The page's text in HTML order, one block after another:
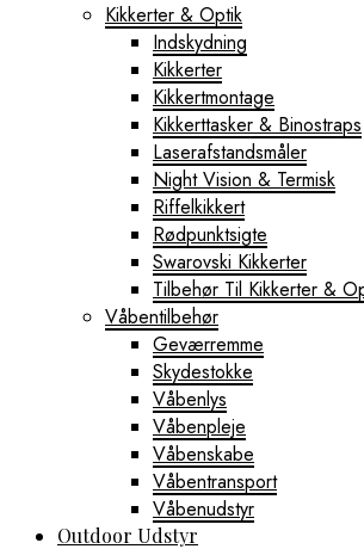
Kikkerter & Optik
Indskydning
Kikkerter
Kikkertmontage
Kikkerttasker & Binostraps
Laserafstandsmåler
Night Vision & Termisk
Riffelkikkert
Rødpunktsigte
Swarovski Kikkerter
Tilbehør Til Kikkerter &
Våbentilbehør
Geværremme
Skydestokke
Våbenlys
Våbenpleje
Våbenskabe
Våbentransport
Våbenudstyr
Outdoor Udstyr